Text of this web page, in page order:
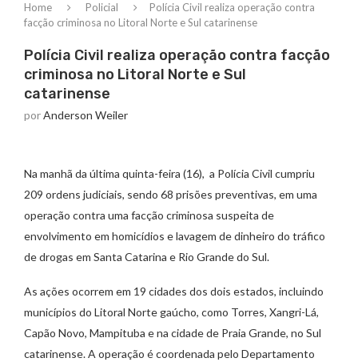
Home Policial
Polícia Civil realiza operação contra
facção criminosa no Litoral Norte e Sul catarinense
Polícia Civil realiza operação contra facção
criminosa no Litoral Norte e Sul
catarinense
porAnderson Weiler
Na manhã da última quinta-feira (16), a Polícia Civil cumpriu
209 ordens judiciais, sendo 68 prisões preventivas, em uma
operação contra uma facção criminosa suspeita de
envolvimento em homicídios e lavagem de dinheiro do tráfico
de drogas em Santa Catarina e Rio Grande do Sul.
As ações ocorrem em 19 cidades dos dois estados, incluindo
municípios do Litoral Norte gaúcho, como Torres, Xangri-Lá,
Capão Novo, Mampituba e na cidade de Praia Grande, no Sul
catarinense. A operação é coordenada pelo Departamento